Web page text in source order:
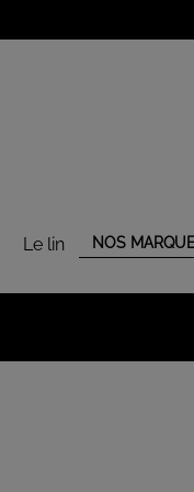
Le lin NOS